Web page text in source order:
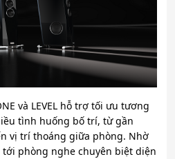
và LEVEL hỗ trợ tối ưu tương
tình huống bố trí, từ gần
vị trí thoáng giữa phòng. Nhờ
phòng nghe chuyên biệt diện